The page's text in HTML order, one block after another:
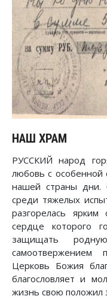
НАШ ХРАМ
РУССКИЙ народ
любовь с особенной
нашей страны дни.
среди тяжелых
разгорелась
сердце которого
защищать
самоотвержением
Церковь Божия
благословляет и
жизнь свою положил